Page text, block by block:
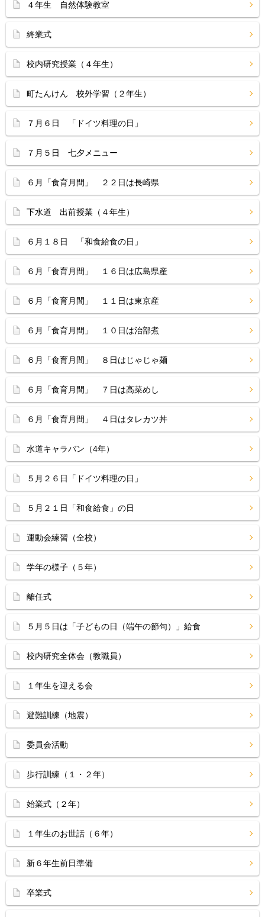
４年生 自然体験教室
終業式
校内研究授業（４年生）
町たんけん 校外学習（２年生）
７月６日 「ドイツ料理の日」
７月５日 七夕メニュー
６月「食育月間」 ２２日は長崎県
下水道 出前授業（４年生）
６月１８日 「和食給食の日」
６月「食育月間」 １６日は広島県産
６月「食育月間」 １１日は東京産
６月「食育月間」 １０日は治部煮
６月「食育月間」 ８日はじゃじゃ麺
６月「食育月間」 ７日は高菜めし
６月「食育月間」 ４日はタレカツ丼
水道キャラバン（4年）
５月２６日「ドイツ料理の日」
５月２１日「和食給食」の日
運動会練習（全校）
学年の様子（５年）
離任式
５月５日は「子どもの日（端午の節句）」給食
校内研究全体会（教職員）
１年生を迎える会
避難訓練（地震）
委員会活動
歩行訓練（１・２年）
始業式（２年）
１年生のお世話（６年）
新６年生前日準備
卒業式